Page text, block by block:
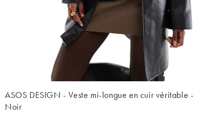
ASOS DESIGN - Veste mi-longue en cuir véritable -
Noir